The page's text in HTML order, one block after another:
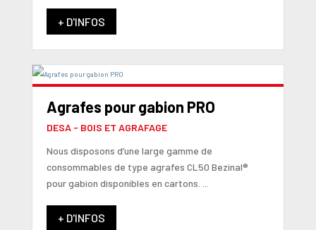
+ D'INFOS
Agrafes pour gabion PRO
DESA - BOIS ET AGRAFAGE
Nous disposons d’une large gamme de
consommables de type agrafes CL50 Bezinal®
pour gabion disponibles en cartons. ...
+ D'INFOS